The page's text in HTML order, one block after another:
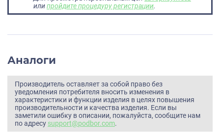
илипройдите процедуру регистрации.
Аналоги
Производитель оставляет за собой право без
уведомления потребителя вносить изменения в
характеристики и функции изделия в целях повышения
производительности и качества изделия. Если вы
заметили ошибку в описании, пожалуйста, сообщите нам
по адресу support@podbor.com.